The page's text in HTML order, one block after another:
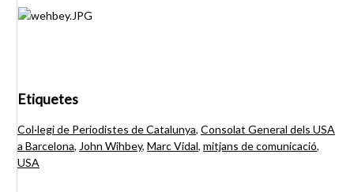
Etiquetes
Col·legi de Periodistes de Catalunya, Consolat General dels USA
a Barcelona, John Wihbey, Marc Vidal, mitjans de comunicació,
USA